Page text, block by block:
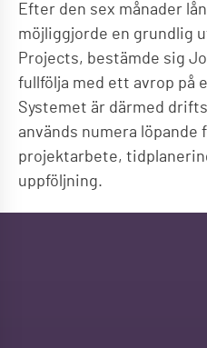
Efter den sex månader
möjliggjorde en grundlig
Projects, bestämde sig
fullfölja med ett avrop på
Systemet är därmed
används numera löpande
projektarbete,
uppföljning.